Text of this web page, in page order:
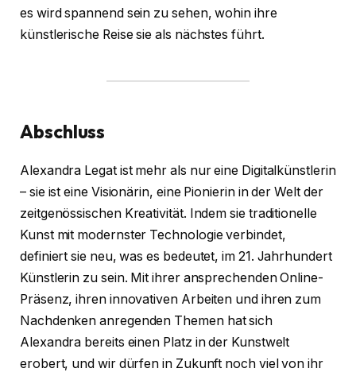
es wird spannend sein zu sehen, wohin ihre
künstlerische Reise sie als nächstes führt.
Abschluss
Alexandra Legat ist mehr als nur eine Digitalkünstlerin
– sie ist eine Visionärin, eine Pionierin in der Welt der
zeitgenössischen Kreativität. Indem sie traditionelle
Kunst mit modernster Technologie verbindet,
definiert sie neu, was es bedeutet, im 21. Jahrhundert
Künstlerin zu sein. Mit ihrer ansprechenden Online-
Präsenz, ihren innovativen Arbeiten und ihren zum
Nachdenken anregenden Themen hat sich
Alexandra bereits einen Platz in der Kunstwelt
erobert, und wir dürfen in Zukunft noch viel von ihr